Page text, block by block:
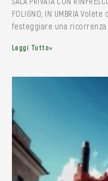
FOLIGNO, IN UMBRIA
festeggiare una
Leggi Tutto»